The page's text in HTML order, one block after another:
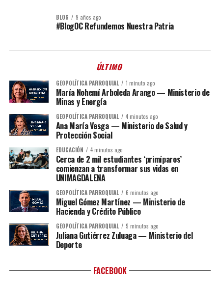
BLOG 9 años ago
#BlogOC Refundemos Nuestra Patria
ÚLTIMO
GEOPOLÍTICA PARROQUIAL 1 minuto ago
María Nohemí Arboleda Arango — Ministerio de
Minas y Energía
GEOPOLÍTICA PARROQUIAL 4 minutos ago
Ana María Vesga — Ministerio de Salud y
Protección Social
EDUCACIÓN 4 minutos ago
Cerca de 2 mil estudiantes ‘primíparos’
comienzan a transformar sus vidas en
UNIMAGDALENA
GEOPOLÍTICA PARROQUIAL 6 minutos ago
Miguel Gómez Martínez — Ministerio de
Hacienda y Crédito Público
GEOPOLÍTICA PARROQUIAL 9 minutos ago
Juliana Gutiérrez Zuluaga — Ministerio del
Deporte
FACEBOOK